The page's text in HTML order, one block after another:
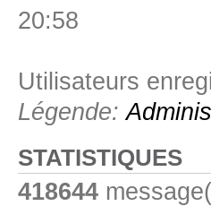
20:58
Utilisateurs
Légende:
STATISTIQUES
418644